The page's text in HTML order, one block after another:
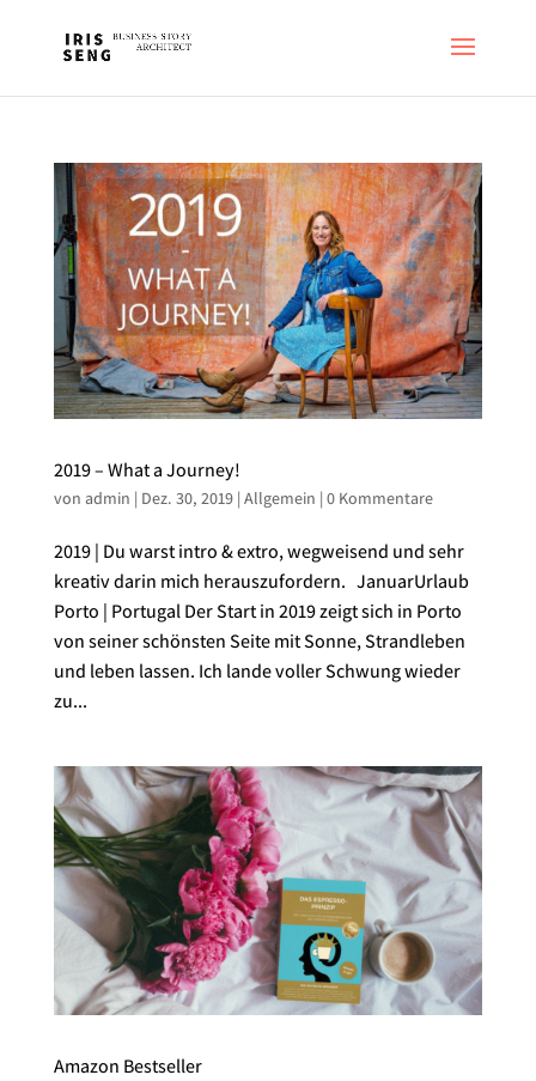
2019 – What a Journey!
von admin | Dez. 30, 2019| Allgemein | 0 Kommentare
2019 | Du warst intro & extro, wegweisend und sehr
kreativ darin mich herauszufordern. JanuarUrlaub
Porto | Portugal Der Start in 2019 zeigt sich in Porto
von seiner schönsten Seite mit Sonne, Strandleben
und leben lassen. Ich lande voller Schwung wieder
zu...
Amazon Bestseller